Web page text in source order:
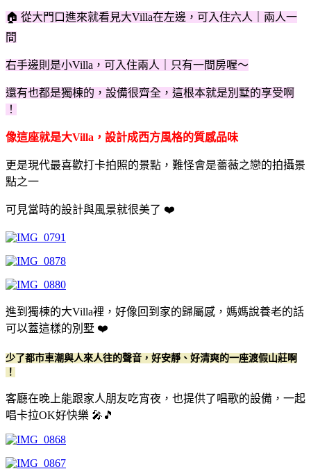
🏠 從大門口進來就看見大Villa在左邊，可入住六人｜兩人一
間
右手邊則是小Villa，可入住兩人｜只有一間房喔～
還有也都是獨棟的，設備很齊全，這根本就是別墅的享受啊
！
像這座就是大Villa，設計成西方風格的質感品味
更是現代最喜歡打卡拍照的景點，難怪會是薔薇之戀的拍攝景
點之一
可見當時的設計與風景就很美了 ❤️
進到獨棟的大Villa裡，好像回到家的歸屬感，媽媽說養老的話
可以蓋這樣的別墅 ❤️
少了都市車潮與人來人往的聲音，好安靜、好清爽的一座渡假山莊啊
！
客廳在晚上能跟家人朋友吃宵夜，也提供了唱歌的設備，一起
唱卡拉OK好快樂 🎤🎵